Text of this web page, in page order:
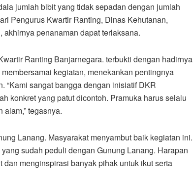
jumlah bibit yang tidak sepadan dengan jumlah
Pengurus Kwartir Ranting, Dinas Kehutanan,
penanaman dapat terlaksana.
Ranting Banjarnegara. terbukti dengan hadirnya
kegiatan, menekankan pentingnya
“Kami sangat bangga dengan inisiatif DKR
konkret yang patut dicontoh. Pramuka harus selalu
tegasnya.
Lanang. Masyarakat menyambut baik kegiatan ini.
sudah peduli dengan Gunung Lanang. Harapan
menginspirasi banyak pihak untuk ikut serta